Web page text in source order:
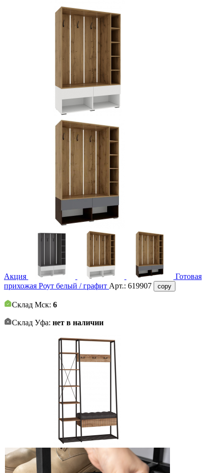
Акция
Готовая
прихожая Роут белый / графит Арт.: 619907 copy
Склад Мск: 6
Склад Уфа: нет в наличии